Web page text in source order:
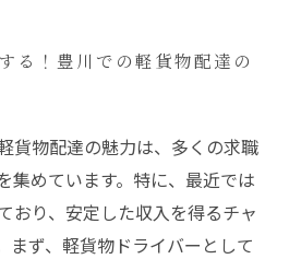
る！豊川での軽貨物配達の
貨物配達の魅力は、多くの求職
集めています。特に、最近では
おり、安定した収入を得るチャ
まず、軽貨物ドライバーとして